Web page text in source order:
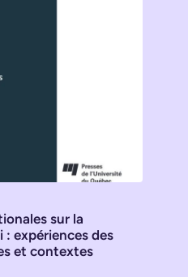
sur la
expériences des
et contextes